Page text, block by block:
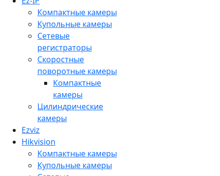
Компактные камеры
Купольные камеры
Сетевые
регистраторы
Скоростные
поворотные камеры
Компактные
камеры
Цилиндрические
камеры
Ezviz
Hikvision
Компактные камеры
Купольные камеры